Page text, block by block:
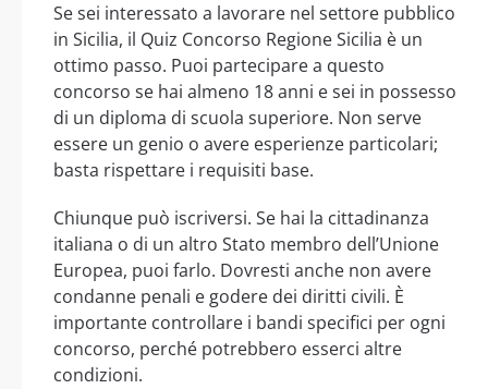
Se sei interessato a lavorare nel settore pubblico
in Sicilia, il Quiz Concorso Regione Sicilia è un
ottimo passo. Puoi partecipare a questo
concorso se hai almeno 18 anni e sei in possesso
di un diploma di scuola superiore. Non serve
essere un genio o avere esperienze particolari;
basta rispettare i requisiti base.
Chiunque può iscriversi. Se hai la cittadinanza
italiana o di un altro Stato membro dell’Unione
Europea, puoi farlo. Dovresti anche non avere
condanne penali e godere dei diritti civili. È
importante controllare i bandi specifici per ogni
concorso, perché potrebbero esserci altre
condizioni.